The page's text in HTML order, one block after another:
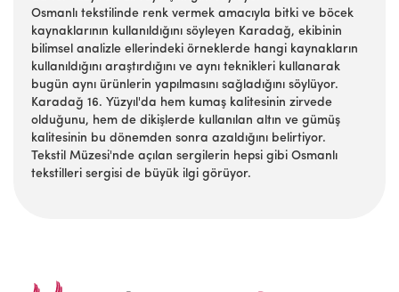
Osmanlı tekstilinde renk vermek amacıyla bitki ve böcek
kaynaklarının kullanıldığını söyleyen Karadağ, ekibinin
bilimsel analizle ellerindeki örneklerde hangi kaynakların
kullanıldığını araştırdığını ve aynı teknikleri kullanarak
bugün aynı ürünlerin yapılmasını sağladığını söylüyor.
Karadağ 16. Yüzyıl'da hem kumaş kalitesinin zirvede
olduğunu, hem de dikişlerde kullanılan altın ve gümüş
kalitesinin bu dönemden sonra azaldığını belirtiyor.
Tekstil Müzesi'nde açılan sergilerin hepsi gibi Osmanlı
tekstilleri sergisi de büyük ilgi görüyor.